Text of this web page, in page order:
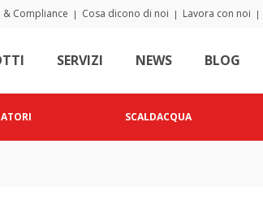
& Compliance | Cosa dicono di noi | Lavora con noi |
SERVIZI NEWS BLOG
SCALDACQUA